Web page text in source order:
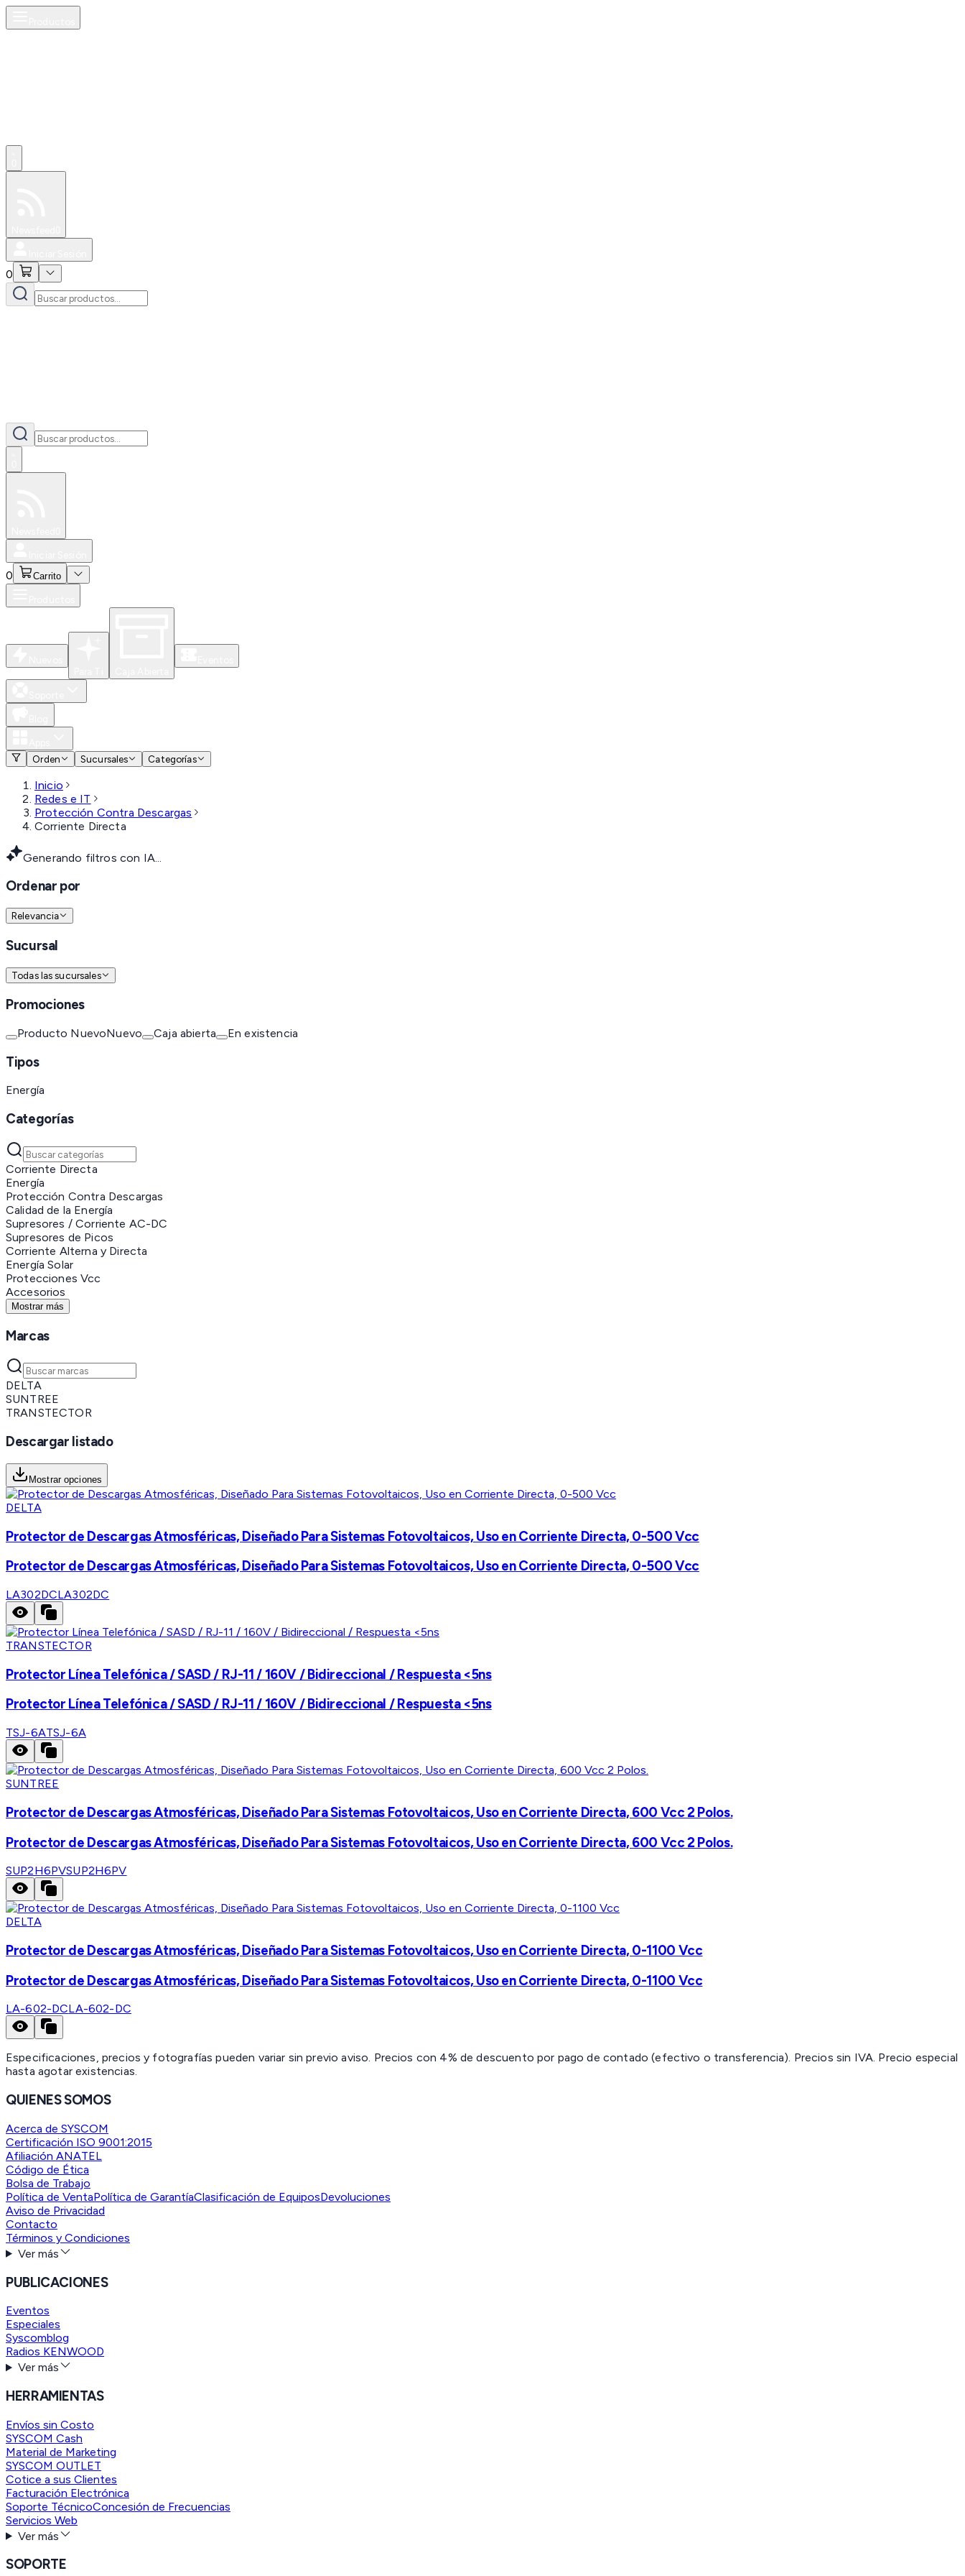
0
0 Carrito
Orden
Sucursales Categorías
Inicio
Redes e IT
Protección Contra Descargas
Corriente Directa
Generando filtros con IA...
Ordenar por
Relevancia
Sucursal
Todas las sucursales
Promociones
Producto NuevoNuevo Caja abierta En existencia
Tipos
Energía
Categorías
Corriente Directa
Energía
Protección Contra Descargas
Calidad de la Energía
Supresores / Corriente AC-DC
Supresores de Picos
Corriente Alterna y Directa
Energía Solar
Protecciones Vcc
Accesorios
Mostrar más
Marcas
DELTA
SUNTREE
TRANSTECTOR
Descargar listado
Mostrar opciones
DELTA
Protector de Descargas Atmosféricas, Diseñado Para Sistemas Fotovoltaicos, Uso en Corriente Directa, 0-500 Vcc
Protector de Descargas Atmosféricas, Diseñado Para Sistemas Fotovoltaicos, Uso en Corriente Directa, 0-500 Vcc
LA302DCLA302DC
TRANSTECTOR
Protector Línea Telefónica / SASD / RJ-11 / 160V / Bidireccional / Respuesta <5ns
Protector Línea Telefónica / SASD / RJ-11 / 160V / Bidireccional / Respuesta <5ns
TSJ-6ATSJ-6A
SUNTREE
Protector de Descargas Atmosféricas, Diseñado Para Sistemas Fotovoltaicos, Uso en Corriente Directa, 600 Vcc 2 Polos.
Protector de Descargas Atmosféricas, Diseñado Para Sistemas Fotovoltaicos, Uso en Corriente Directa, 600 Vcc 2 Polos.
SUP2H6PVSUP2H6PV
DELTA
Protector de Descargas Atmosféricas, Diseñado Para Sistemas Fotovoltaicos, Uso en Corriente Directa, 0-1100 Vcc
Protector de Descargas Atmosféricas, Diseñado Para Sistemas Fotovoltaicos, Uso en Corriente Directa, 0-1100 Vcc
LA-602-DCLA-602-DC
Especificaciones, precios y fotografías pueden variar sin previo aviso. Precios con 4% de descuento por pago de contado (efectivo o transferencia). Precios sin IVA. Precio especial
hasta agotar existencias.
QUIENES SOMOS
Acerca de SYSCOM
Certificación ISO 9001:2015
Afiliación ANATEL
Código de Ética
Bolsa de Trabajo
Política de VentaPolítica de GarantíaClasificación de EquiposDevoluciones
Aviso de Privacidad
Contacto
Términos y Condiciones
Ver más
PUBLICACIONES
Eventos
Especiales
Syscomblog
Radios KENWOOD
Ver más
HERRAMIENTAS
Envíos sin Costo
SYSCOM Cash
Material de Marketing
SYSCOM OUTLET
Cotice a sus Clientes
Facturación Electrónica
Soporte TécnicoConcesión de Frecuencias
Servicios Web
Ver más
SOPORTE